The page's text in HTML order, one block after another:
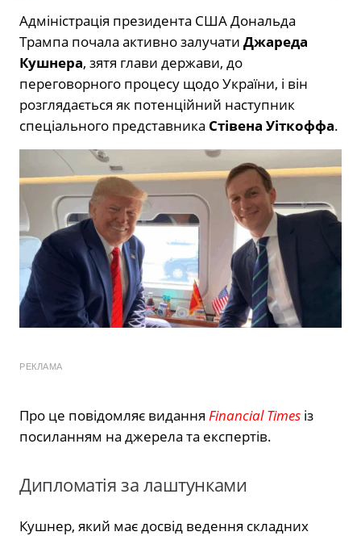
Адміністрація президента США Дональда
Трампа почала активно залучати Джареда
Кушнера, зятя глави держави, до
переговорного процесу щодо України, і він
розглядається як потенційний наступник
спеціального представника Стівена Уіткоффа.
РЕКЛАМА
Про це повідомляє видання Financial Times із
посиланням на джерела та експертів.
Дипломатія за лаштунками
Кушнер, який має досвід ведення складних